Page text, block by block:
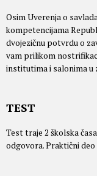
Osim Uverenja o
kompetencijama
dvojezičnu potvrdu o
vam prilikom
institutima i salonima u
TEST
Test traje 2 školska
odgovora. Praktični